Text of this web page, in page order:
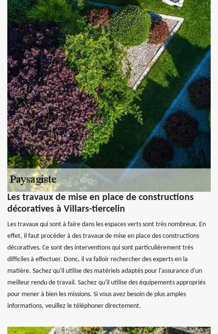
Les travaux de mise en place de constructions
décoratives à Villars-tiercelin
Les travaux qui sont à faire dans les espaces verts sont très nombreux. En
effet, il faut procéder à des travaux de mise en place des constructions
décoratives. Ce sont des interventions qui sont particulièrement très
difficiles à effectuer. Donc, il va falloir rechercher des experts en la
matière. Sachez qu'il utilise des matériels adaptés pour l'assurance d'un
meilleur rendu de travail. Sachez qu'il utilise des équipements appropriés
pour mener à bien les missions. Si vous avez besoin de plus amples
informations, veuillez le téléphoner directement.